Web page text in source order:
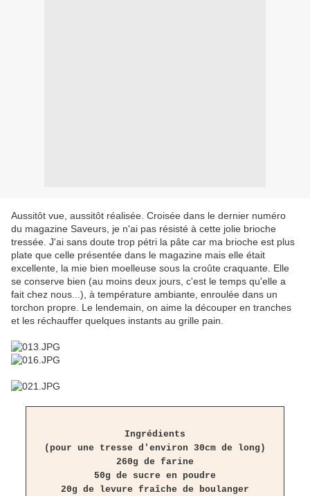
Aussitôt vue, aussitôt réalisée. Croisée dans le dernier numéro
du magazine Saveurs, je n'ai pas résisté à cette jolie brioche
tressée. J'ai sans doute trop pétri la pâte car ma brioche est plus
plate que celle présentée dans le magazine mais elle était
excellente, la mie bien moelleuse sous la croûte craquante. Elle
se conserve bien (au moins deux jours, c'est le temps qu'elle a
fait chez nous...), à température ambiante, enroulée dans un
torchon propre. Le lendemain, on aime la découper en tranches
et les réchauffer quelques instants au grille pain.
Ingrédients
(pour une tresse d'environ 30cm de long)
260g de farine
50g de sucre en poudre
20g de levure fraîche de boulanger